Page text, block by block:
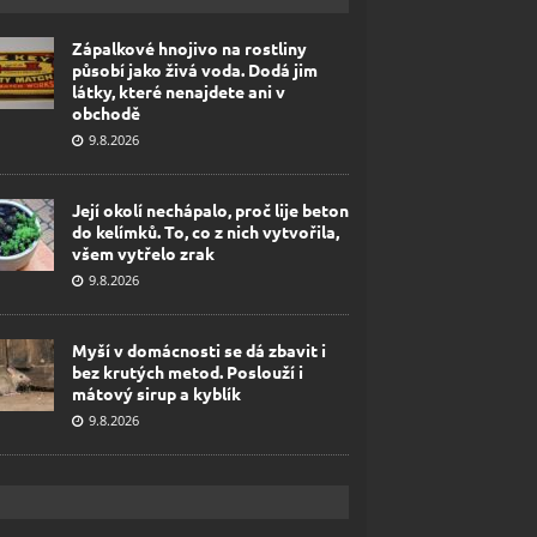
Zápalkové hnojivo na rostliny
působí jako živá voda. Dodá jim
látky, které nenajdete ani v
obchodě
9.8.2026
Její okolí nechápalo, proč lije beton
do kelímků. To, co z nich vytvořila,
všem vytřelo zrak
9.8.2026
Myší v domácnosti se dá zbavit i
bez krutých metod. Poslouží i
mátový sirup a kyblík
9.8.2026